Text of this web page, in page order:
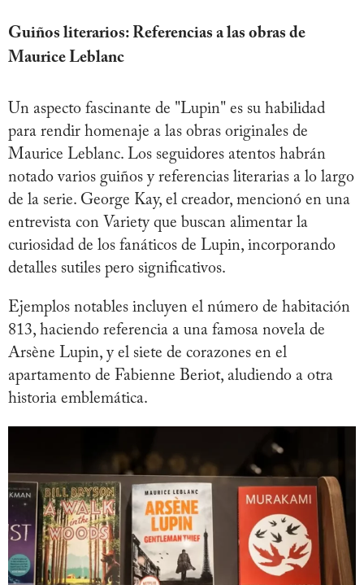
Guiños literarios: Referencias a las obras de
Maurice Leblanc
Un aspecto fascinante de "Lupin" es su habilidad
para rendir homenaje a las obras originales de
Maurice Leblanc. Los seguidores atentos habrán
notado varios guiños y referencias literarias a lo largo
de la serie. George Kay, el creador, mencionó en una
entrevista con Variety que buscan alimentar la
curiosidad de los fanáticos de Lupin, incorporando
detalles sutiles pero significativos.
Ejemplos notables incluyen el número de habitación
813, haciendo referencia a una famosa novela de
Arsène Lupin, y el siete de corazones en el
apartamento de Fabienne Beriot, aludiendo a otra
historia emblemática.